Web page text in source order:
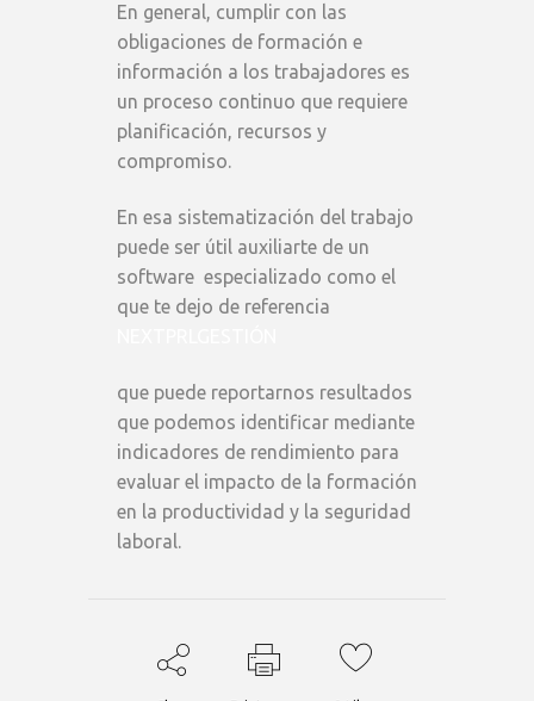
En general, cumplir con las
obligaciones de formación e
información a los trabajadores es
un proceso continuo que requiere
planificación, recursos y
compromiso.
En esa sistematización del trabajo
puede ser útil auxiliarte de un
software especializado como el
que te dejo de referencia
que puede reportarnos resultados
que podemos identificar mediante
indicadores de rendimiento para
evaluar el impacto de la formación
en la productividad y la seguridad
laboral.